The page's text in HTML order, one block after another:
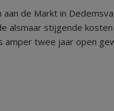
de Markt in
alsmaar stijgende
amper twee jaar open